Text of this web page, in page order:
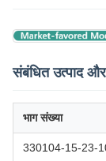
संबंधित उत्पाद
भाग संख्या
330104-15-23-